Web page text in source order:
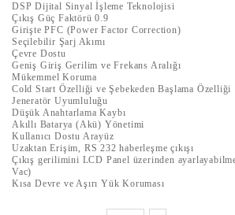
DSP Dijital Sinyal İşleme Teknolojisi
Çıkış Güç Faktörü 0.9
Girişte PFC (Power Factor Correction)
Seçilebilir Şarj Akımı
Çevre Dostu
Geniş Giriş Gerilim ve Frekans Aralığı
Mükemmel Koruma
Cold Start Özelliği ve Şebekeden Başlama Özelliği
Jeneratör Uyumluluğu
Düşük Anahtarlama Kaybı
Akıllı Batarya (Akü) Yönetimi
Kullanıcı Dostu Arayüz
Uzaktan Erişim, RS 232 haberleşme çıkışı
Çıkış gerilimini LCD Panel üzerinden
Vac)
Kısa Devre ve Aşırı Yük Koruması